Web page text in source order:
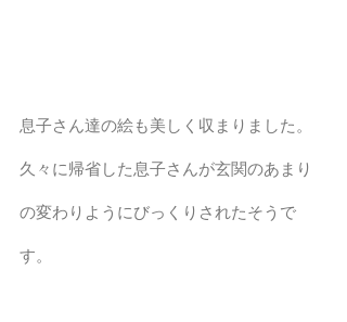
息子さん達の絵も美しく収まりました。
久々に帰省した息子さんが玄関のあまり
の変わりようにびっくりされたそうで
す。